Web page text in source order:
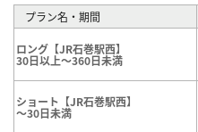
プラン名・期間
ロング【JR石巻駅西】
30日以上～360日未満
ショート【JR石巻駅西】
～30日未満